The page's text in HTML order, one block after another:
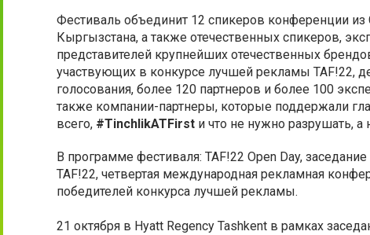
Фестиваль объединит 12 спикеров конференции
Кыргызстана, а также отечественных спикеров,
представителей крупнейших отечественных
участвующих в конкурсе лучшей рекламы TAF!22,
голосования, более 120 партнеров и более 100
также компании-партнеры, которые поддержали
всего, #TinchlikATFirst и что не нужно разрушать, а
В программе фестиваля: TAF!22 Open Day,
TAF!22, четвертая международная рекламная
победителей конкурса лучшей рекламы.
21 октября в Hyatt Regency Tashkent в рамках